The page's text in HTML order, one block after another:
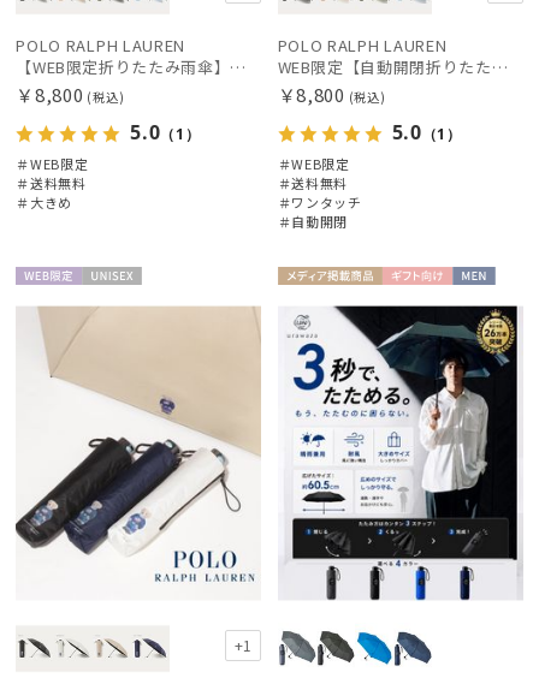
POLO RALPH LAUREN
【WEB限定折りたたみ雨傘】ポロ ラルフ ローレン（POLO RALPH LAUREN）FLAG ベア 簡単開閉
￥8,800 (税込)
5.0 （1）
＃WEB限定
＃送料無料
＃大きめ
POLO RALPH LAUREN
WEB限定【自動開閉折りたたみ傘】ポロ ラルフ ローレン（POLO RALPH LAUREN）FLAG ベア ワンタッチ開閉
￥8,800 (税込)
5.0 （1）
＃WEB限定
＃送料無料
＃ワンタッチ
＃自動開閉
X
+1
載商品
向け